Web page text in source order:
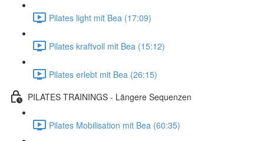
Pilates light mit Bea (17:09)
Pilates kraftvoll mit Bea (15:12)
Pilates erlebt mit Bea (26:15)
PILATES TRAININGS - Längere Sequenzen
Pilates Mobilisation mit Bea (60:35)